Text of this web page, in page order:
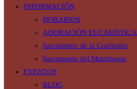
INFORMACIÓN
HORARIOS
ADORACIÓN EUCARÍSTICA
Sacramento de la Confesión
Sacramento del Matrimonio
EVENTOS
BLOG